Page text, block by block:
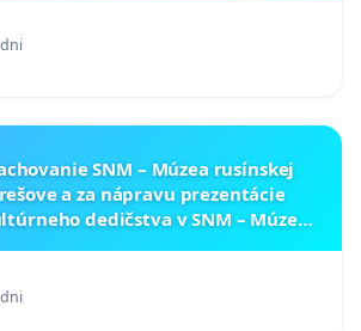
SNM – Múzea rusínskej
a za nápravu prezentácie
dedičstva v SNM – Múzeu